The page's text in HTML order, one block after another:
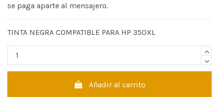
se paga aparte al mensajero.
TINTA NEGRA COMPATIBLE PARA HP 350XL
Añadir al carrito